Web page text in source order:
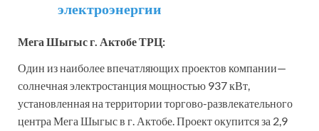
электроэнергии
Мега Шыгыс г. Актобе ТРЦ:
Один из наиболее впечатляющих проектов компании—
солнечная электростанция мощностью 937 кВт,
установленная на территории торгово-развлекательного
центра Мега Шыгыс в г. Актобе. Проект окупится за 2,9